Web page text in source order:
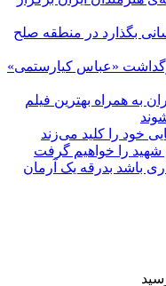
بگذارد در منطقه صلح
«عباس کیارستمی»
به همراه بهترین فیلم
خود را کلید می‌زند
را خواهیم گرفت
باشد بدرقه یک آرمان